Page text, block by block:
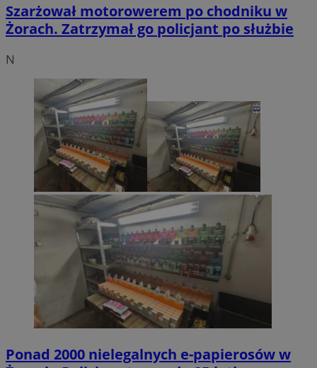
Szarżował motorowerem po chodniku w
Żorach. Zatrzymał go policjant po służbie
N
Ponad 2000 nielegalnych e-papierosów w